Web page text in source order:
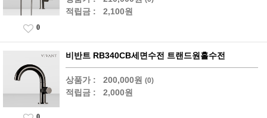
적립금 : 2,100원
0
비반트 RB340CB세면수전 트랜드원홀수전
상품가 : 200,000원 (0)
적립금 : 2,000원